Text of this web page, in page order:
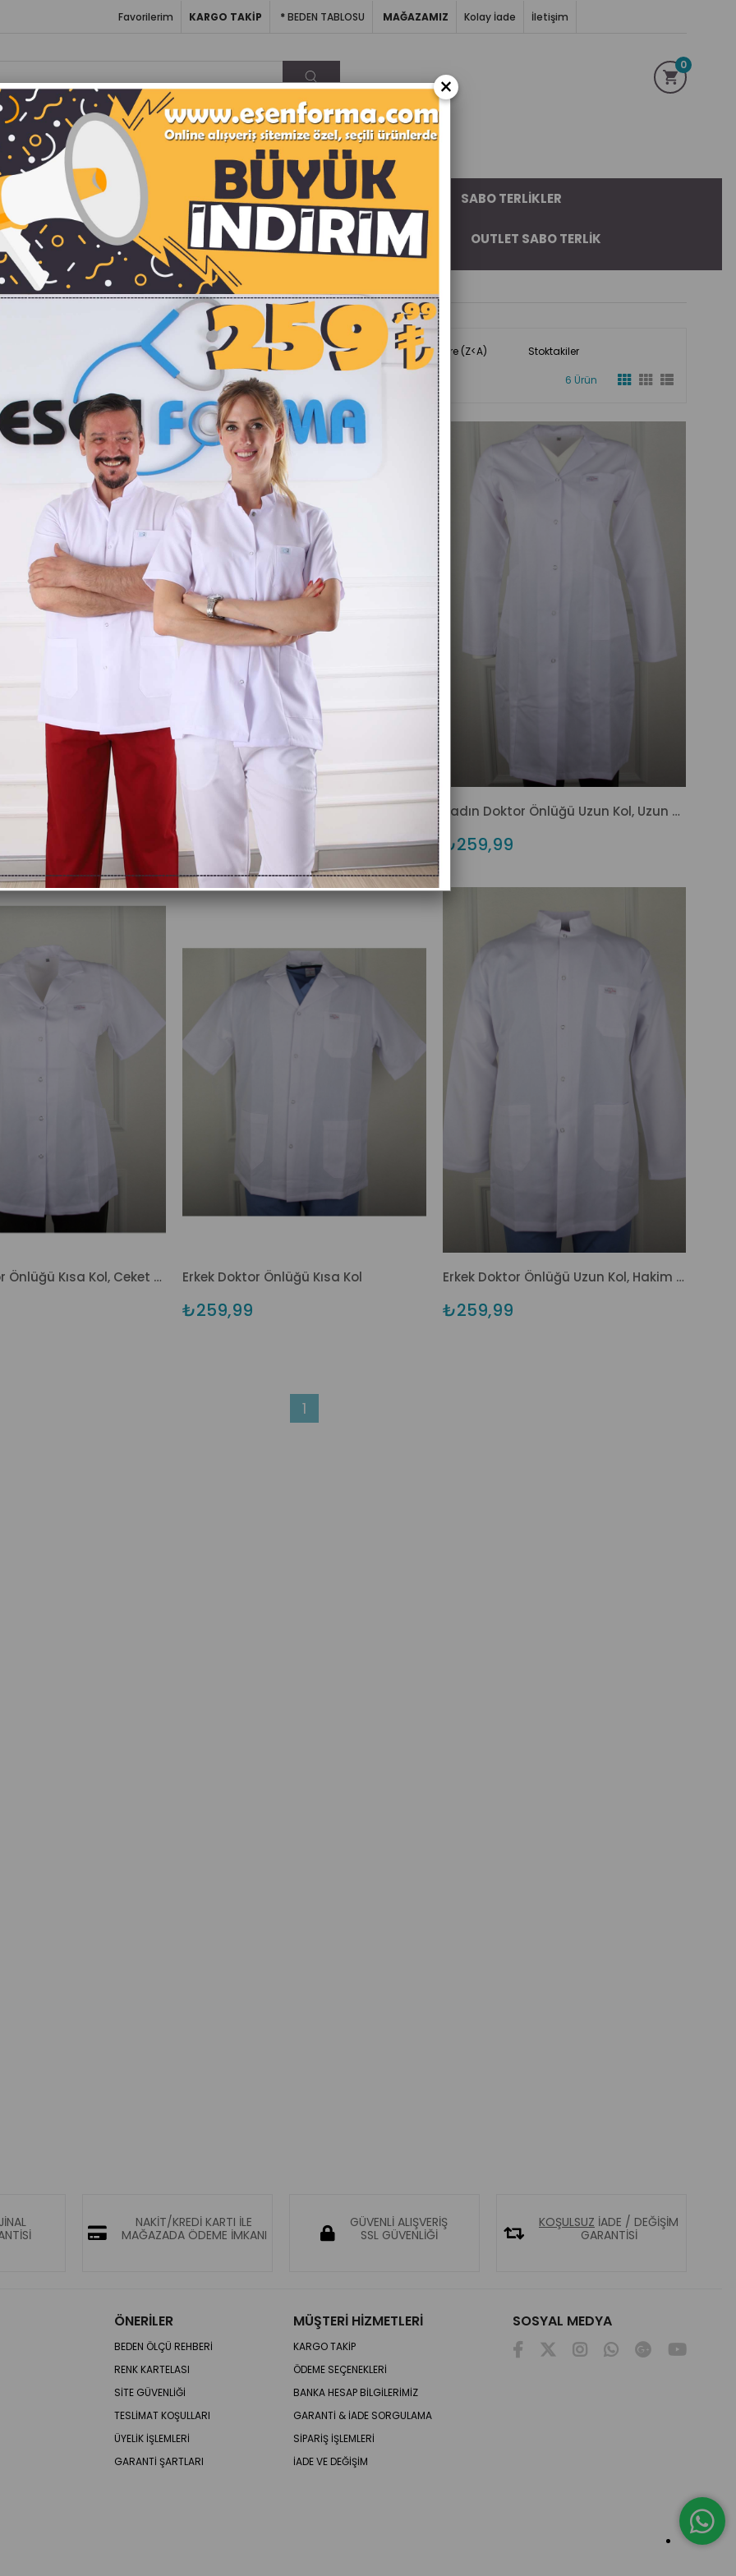
KARGO TAKİP *BEDEN TABLOSU MAĞAZAMIZ Kolay İade İletişim
Favorilerim
0
FORMA BÜYÜK BEDEN ÖNLÜK HASTANE POLAR CEKET SABO TERLIKLER
CERRAHI BONE OUTLET ÖNLÜKLER OUTLET ÜNIFORMALAR OUTLET SABO TERLIK
Fiyata Göre (Azalan) Ürün Adına Göre (A>Z) Ürün Adına Göre (Z<A) Stoktakiler
6 Ürün
₺259,99
Kadın Doktor Önlüğü Uzun Kol, Uzun Boy
₺259,99
Kadın Doktor Önlüğü Kısa Kol, Ceket Boy Erkek Doktor Önlüğü Kısa Kol
₺259,99
Erkek Doktor Önlüğü Uzun Kol, Hakim Yaka
₺259,99
1
NAKİT/KREDİ KARTI İLE
MAĞAZADA ÖDEME İMKANI
GÜVENLİ ALIŞVERİŞ
SSL GÜVENLİĞİ
KOŞULSUZ İADE / DEĞİŞİM
GARANTİSİ
ÖNERİLER
BEDEN ÖLÇÜ REHBERİ
RENK KARTELASI
SİTE GÜVENLİĞİ
TESLİMAT KOŞULLARI
ÜYELİK İŞLEMLERİ
GARANTİ ŞARTLARI
MÜŞTERİ HİZMETLERİ
KARGO TAKİP
ÖDEME SEÇENEKLERİ
BANKA HESAP BİLGİLERİMİZ
GARANTİ & İADE SORGULAMA
SİPARİŞ İŞLEMLERİ
İADE VE DEĞİŞİM
SOSYAL MEDYA
×